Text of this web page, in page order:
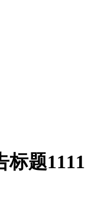
标题1111